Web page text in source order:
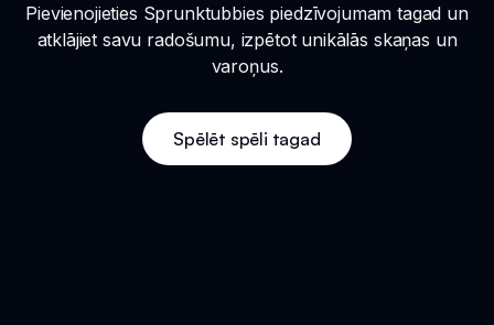
Pievienojieties Sprunktubbies piedzīvojumam tagad un
atklājiet savu radošumu, izpētot unikālās skaņas un
varoņus.
Spēlēt spēli tagad